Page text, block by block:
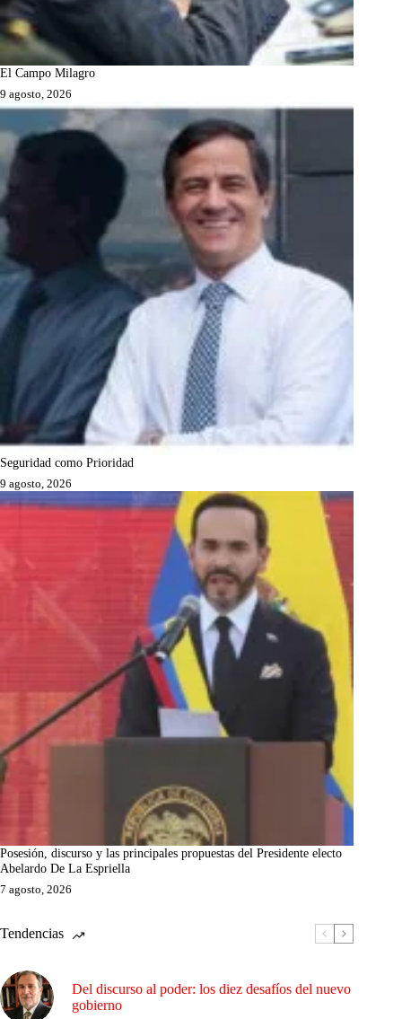
El Campo Milagro
9 agosto, 2026
Seguridad como Prioridad
9 agosto, 2026
Posesión, discurso y las principales propuestas del Presidente electo
Abelardo De La Espriella
7 agosto, 2026
Tendencias
Del discurso al poder: los diez desafíos del nuevo
gobierno